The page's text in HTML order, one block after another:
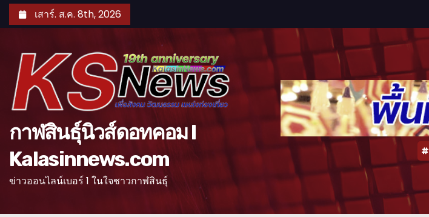
k
t
เสาร์. ส.ค. 8th, 2026
กาฬสินธุ์นิวส์ดอทคอม l
Kalasinnews.com
ข่าวออนไลน์เบอร์ 1 ในใจชาวกาฬสินธุ์